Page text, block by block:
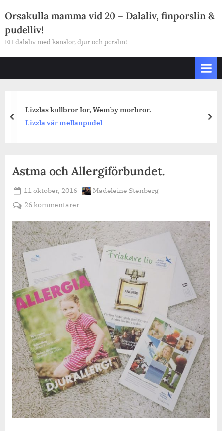
to
content
Orsakulla mamma vid 20 – Dalaliv, finporslin &
pudelliv!
Ett dalaliv med känslor, djur och porslin!
Lizzlas kullbror Ior, Wemby morbror.
Lizzla vår mellanpudel
prev
Astma och Allergiförbundet.
Posted
on
11 oktober, 2016 By
Madeleine Stenberg
26 kommentarertill
och
Allergiförbundet.